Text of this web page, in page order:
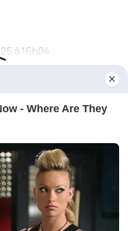
à 16h04
super claire,